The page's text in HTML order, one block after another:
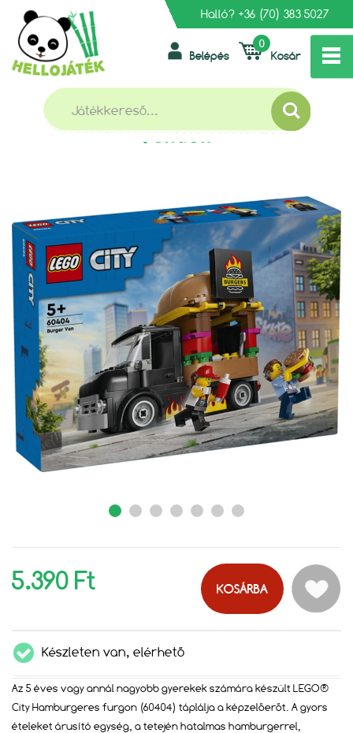
Halló? +36 (70) 383 5027
Kosár
0
Belépés
FŐOLDAL » LEGO CITY »
LEGO CITY 60404 HAMBURGERES FURGON
LEGO CITY 60404 HAMBURGERES
FURGON
5.390 Ft KOSÁRBA
Készleten van, elérhető
Az 5 éves vagy annál nagyobb gyerekek számára készült LEGO®
City Hamburgeres furgon (60404) táplálja a képzelőerőt. A gyors
ételeket árusító egység, a tetején hatalmas hamburgerrel,